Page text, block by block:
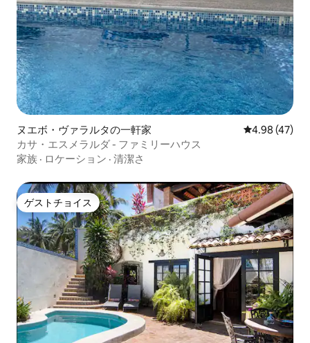
ヌエボ・ヴァラルタの一軒家 レビュー47
4.98 (47)
カサ・エスメラルダ - ファミリーハウス
家族 · ロケーション · 清潔さ
ゲストチョイス
ゲストチョイス